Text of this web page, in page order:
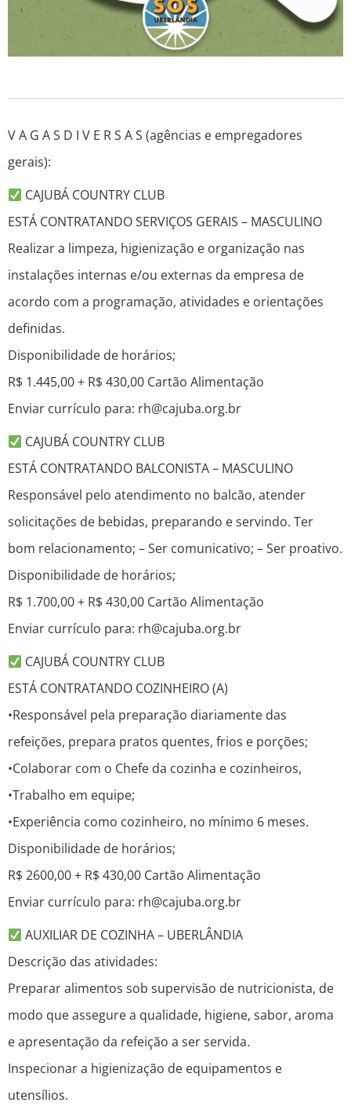
V A G A S D I V E R S A S (agências e empregadores
gerais):
CAJUBÁ COUNTRY CLUB
ESTÁ CONTRATANDO SERVIÇOS GERAIS – MASCULINO
Realizar a limpeza, higienização e organização nas
instalações internas e/ou externas da empresa de
acordo com a programação, atividades e orientações
definidas.
Disponibilidade de horários;
R$ 1.445,00 + R$ 430,00 Cartão Alimentação
Enviar currículo para: rh@cajuba.org.br
CAJUBÁ COUNTRY CLUB
ESTÁ CONTRATANDO BALCONISTA – MASCULINO
Responsável pelo atendimento no balcão, atender
solicitações de bebidas, preparando e servindo. Ter
bom relacionamento; – Ser comunicativo; – Ser proativo.
Disponibilidade de horários;
R$ 1.700,00 + R$ 430,00 Cartão Alimentação
Enviar currículo para: rh@cajuba.org.br
CAJUBÁ COUNTRY CLUB
ESTÁ CONTRATANDO COZINHEIRO (A)
•Responsável pela preparação diariamente das
refeições, prepara pratos quentes, frios e porções;
•Colaborar com o Chefe da cozinha e cozinheiros,
•Trabalho em equipe;
•Experiência como cozinheiro, no mínimo 6 meses.
Disponibilidade de horários;
R$ 2600,00 + R$ 430,00 Cartão Alimentação
Enviar currículo para: rh@cajuba.org.br
AUXILIAR DE COZINHA – UBERLÂNDIA
Descrição das atividades:
Preparar alimentos sob supervisão de nutricionista, de
modo que assegure a qualidade, higiene, sabor, aroma
e apresentação da refeição a ser servida.
Inspecionar a higienização de equipamentos e
utensílios.